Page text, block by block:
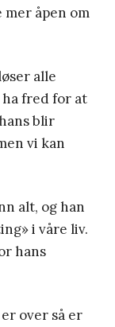
åpen om
alle
ha fred for at
blir
vi kan
alt, og han
i våre liv.
hans
over så er